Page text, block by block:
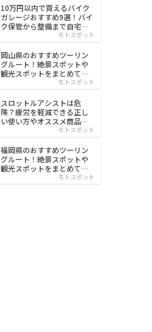
10万円以内で買えるバイク
ガレージおすすめ9選！バイ
ク保管から整備まで自宅で
モトスポット
岡山県のおすすめツーリン
グルート！絶景スポットや
観光スポットをまとめて紹
モトスポット
スロットルアシストは危
険？疲労を軽減できる正し
い使い方やオススメ商品を
モトスポット
福岡県のおすすめツーリン
グルート！絶景スポットや
観光スポットをまとめて紹
モトスポット